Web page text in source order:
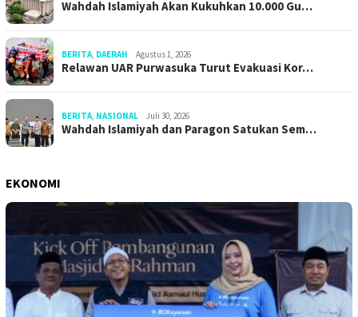
Wahdah Islamiyah Akan Kukuhkan 10.000 Gu…
BERITA, DAERAH Agustus 1, 2026
Relawan UAR Purwasuka Turut Evakuasi Kor…
BERITA, NASIONAL Juli 30, 2026
Wahdah Islamiyah dan Paragon Satukan Sem…
EKONOMI